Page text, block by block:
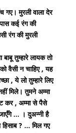
गए। मुरली वाला देर
कई रंग की
रंग की मुरली
तुम्हारे लायक तो
वैसी न चाहिए , यह
, ये लो तुम्हारे लिए
मिले। तुमने अम्मा
कर , अम्मा से पैसे
… । दुअन्नी है
? … मिल गए